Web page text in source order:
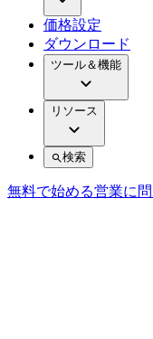
価格設定
ダウンロード
ツール＆機能
リソース
検索
無料で始める営業に